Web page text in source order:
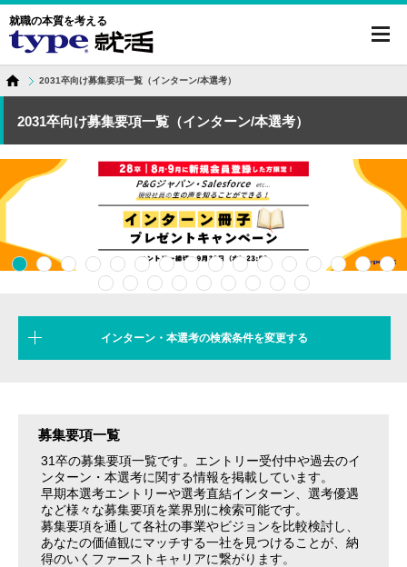
就職の本質を考える
2031卒向け募集要項一覧（インターン/本選考）
2031卒向け募集要項一覧（インターン/本選考）
インターン・本選考の検索条件を変更する
募集要項一覧
31卒の募集要項一覧です。エントリー受付中や過去のイ
ンターン・本選考に関する情報を掲載しています。
早期本選考エントリーや選考直結インターン、選考優遇
など様々な募集要項を業界別に検索可能です。
募集要項を通して各社の事業やビジョンを比較検討し、
あなたの価値観にマッチする一社を見つけることが、納
得のいくファーストキャリアに繋がります。